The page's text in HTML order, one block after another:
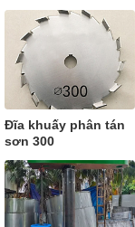
Đĩa khuấy phân tán
sơn 300